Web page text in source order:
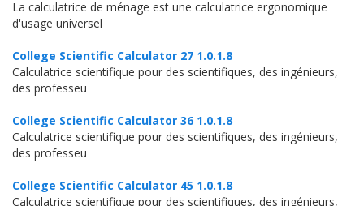
La calculatrice de ménage est une calculatrice ergonomique
d'usage universel
College Scientific Calculator 27 1.0.1.8
Calculatrice scientifique pour des scientifiques, des ingénieurs,
des professeu
College Scientific Calculator 36 1.0.1.8
Calculatrice scientifique pour des scientifiques, des ingénieurs,
des professeu
College Scientific Calculator 45 1.0.1.8
Calculatrice scientifique pour des scientifiques, des ingénieurs,